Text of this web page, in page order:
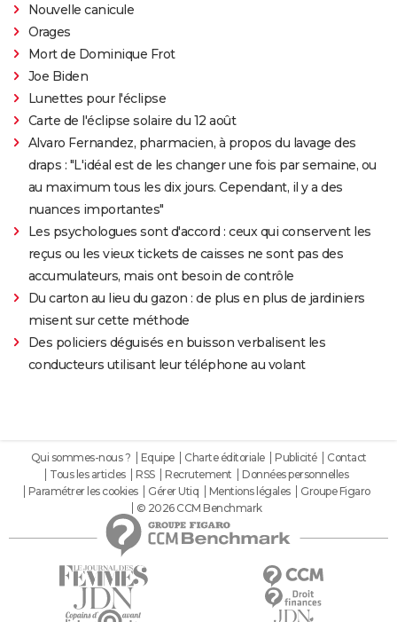
Nouvelle canicule
Orages
Mort de Dominique Frot
Joe Biden
Lunettes pour l'éclipse
Carte de l'éclipse solaire du 12 août
Alvaro Fernandez, pharmacien, à propos du lavage des
draps : "L'idéal est de les changer une fois par semaine, ou
au maximum tous les dix jours. Cependant, il y a des
nuances importantes"
Les psychologues sont d'accord : ceux qui conservent les
reçus ou les vieux tickets de caisses ne sont pas des
accumulateurs, mais ont besoin de contrôle
Du carton au lieu du gazon : de plus en plus de jardiniers
misent sur cette méthode
Des policiers déguisés en buisson verbalisent les
conducteurs utilisant leur téléphone au volant
Qui sommes-nous ? Equipe Charte éditoriale Publicité
Contact
Tous les articles
RSS Recrutement
Données personnelles
Paramétrer les cookies
Gérer Utiq Mentions légales
Groupe Figaro
© 2026 CCM Benchmark